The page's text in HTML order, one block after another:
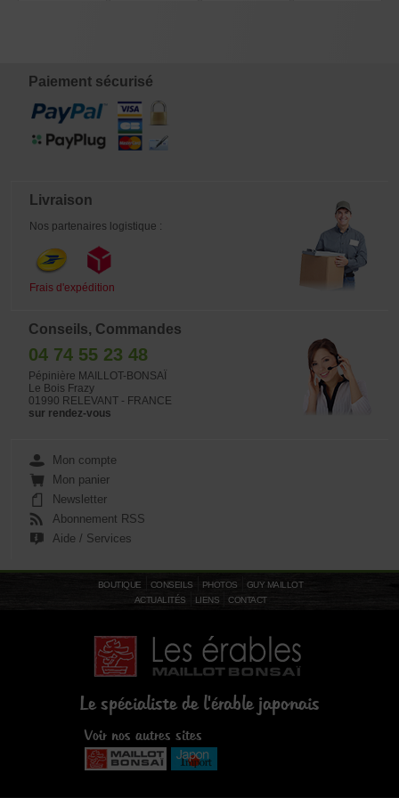
Paiement sécurisé
Livraison
Nos partenaires logistique :
Frais d'expédition
Conseils, Commandes
04 74 55 23 48
Pépinière MAILLOT-BONSAÏ
Le Bois Frazy
01990 RELEVANT - FRANCE
sur rendez-vous
Mon compte
Mon panier
Newsletter
Abonnement RSS
Aide / Services
BOUTIQUE CONSEILS PHOTOS
GUY MAILLOT
ACTUALITÉS
LIENS CONTACT
Le spécialiste de l'érable japonais
Voir nos autres sites